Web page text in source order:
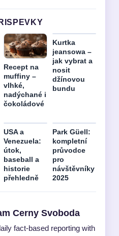
Recept na
muffiny –
vlhké,
nadýchané i
čokoládové
Kurtka
jeansowa –
jak vybrat a
nosit
džínovou
bundu
USA a
Venezuela:
útok,
baseball a
historie
přehledně
Park Güell:
kompletní
průvodce
pro
návštěvníky
2025
Cerny Svoboda
fact-based reporting with